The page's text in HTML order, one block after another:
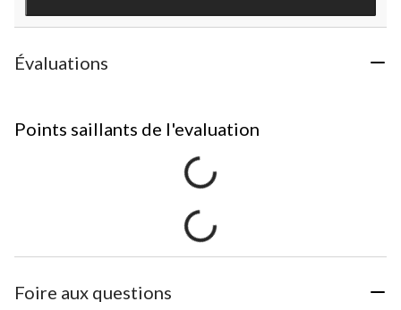
Évaluations
Points saillants de l'evaluation
Foire aux questions